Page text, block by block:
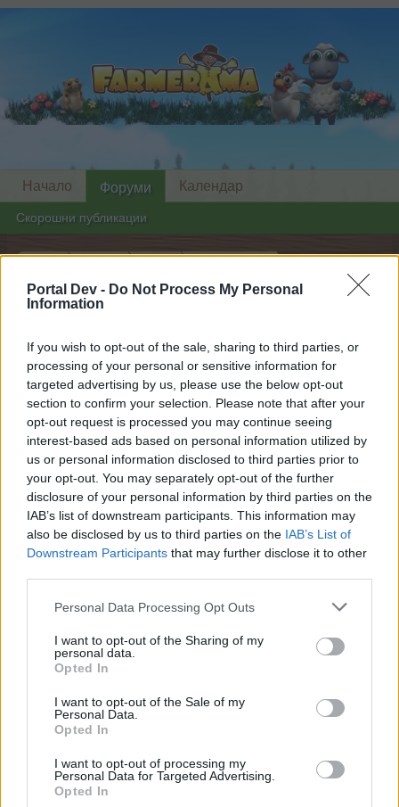
Portal Dev - Do Not Process My Personal
Information
If you wish to opt-out of the sale, sharing to third parties, or
processing of your personal or sensitive information for
targeted advertising by us, please use the below opt-out
section to confirm your selection. Please note that after your
opt-out request is processed you may continue seeing
interest-based ads based on personal information utilized by
us or personal information disclosed to third parties prior to
your opt-out. You may separately opt-out of the further
disclosure of your personal information by third parties on the
IAB’s list of downstream participants. This information may
also be disclosed by us to third parties on the IAB’s List of
Downstream Participants that may further disclose it to other
Personal Data Processing Opt Outs
I want to opt-out of the Sharing of my
personal data.
Opted In
I want to opt-out of the Sale of my
Personal Data.
Opted In
I want to opt-out of processing my
Personal Data for Targeted Advertising.
Opted In
Известие Актуализация на
Скъпи форум потребители,
Ако вие искате да се включите активно във
форума и да участвате в дискусиите, или
искате да започнете своя собствена тема,
първо ще трябва да влезете в играта. Моля,
регистрирайте се, ако нямате собствен акаунт.
Ние очакваме с нетърпение следващото ви
посещение във форума!Играйте тук
S-Moderator
След15:00 ч.
играта,
докато закупуването им ще бъде само по време на
Начало Форуми
Скорошни публикации
Календар